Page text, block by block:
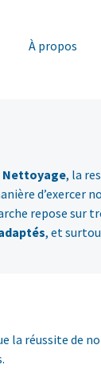
À propos
, la
d’exercer
repose sur
, et
la réussite de